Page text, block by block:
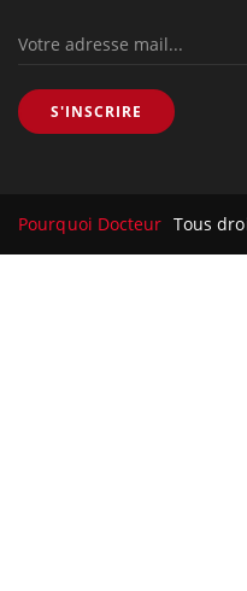
S'INSCRIRE
Pourquoi Docteur Tous